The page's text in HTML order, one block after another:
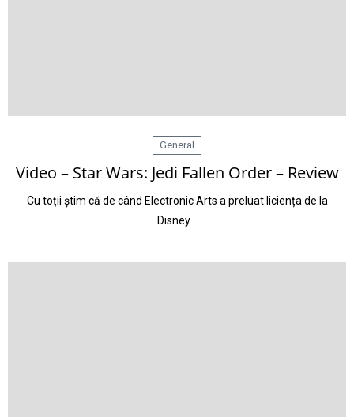
General
Video – Star Wars: Jedi Fallen Order – Review
Cu toții știm că de când Electronic Arts a preluat liciența de la
Disney…